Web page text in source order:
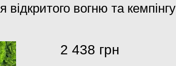
вогню та кемпінгу
2 438 грн